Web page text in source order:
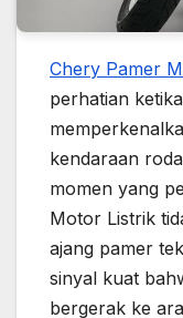
Chery Pamer
perhatian
kendaraan
momen yang
Motor Listrik
ajang pamer
sinyal kuat
bergerak ke